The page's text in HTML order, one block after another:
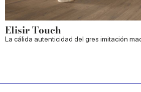
Elisir Touch
La cálida autenticidad del gres imitación